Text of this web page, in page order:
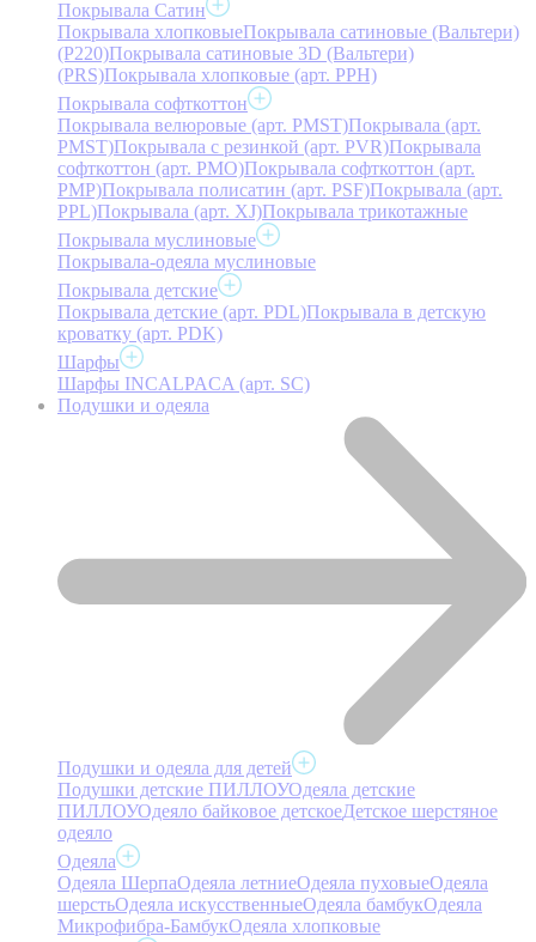
Покрывала Сатин
Покрывала хлопковыеПокрывала сатиновые (Вальтери)
(P220)Покрывала сатиновые 3D (Вальтери)
(PRS)Покрывала хлопковые (арт. PPH)
Покрывала софткоттон
Покрывала велюровые (арт. PMST)Покрывала (арт.
PMST)Покрывала с резинкой (арт. PVR)Покрывала
софткоттон (арт. PMO)Покрывала софткоттон (арт.
PMP)Покрывала полисатин (арт. PSF)Покрывала (арт.
PPL)Покрывала (арт. XJ)Покрывала трикотажные
Покрывала муслиновые
Покрывала-одеяла муслиновые
Покрывала детские
Покрывала детские (арт. PDL)Покрывала в детскую
кроватку (арт. PDK)
Шарфы
Шарфы INCALPACA (арт. SC)
Подушки и одеяла
Подушки и одеяла для детей
Подушки детские ПИЛЛОУОдеяла детские
ПИЛЛОУОдеяло байковое детскоеДетское шерстяное
одеяло
Одеяла
Одеяла ШерпаОдеяла летниеОдеяла пуховыеОдеяла
шерстьОдеяла искусственныеОдеяла бамбукОдеяла
Микрофибра-БамбукОдеяла хлопковые